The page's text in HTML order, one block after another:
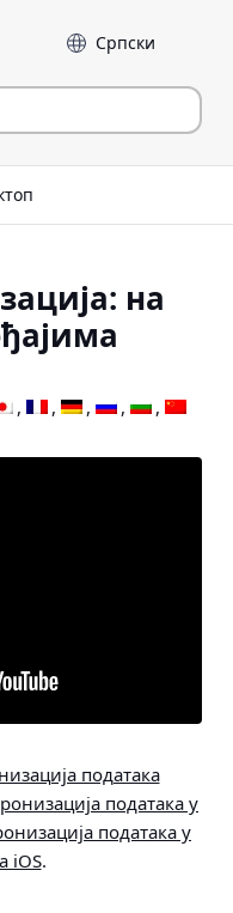
Језик
на
података
података у
података у
iOS.